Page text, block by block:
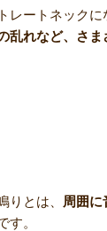
レートネックに
乱れなど、さま
りとは、 周囲
す。